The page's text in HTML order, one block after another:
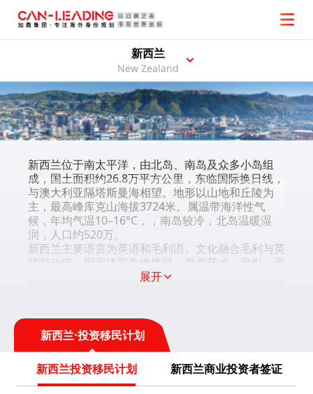
新西兰
New Zealand
新西兰位于南太平洋，由北岛、南岛及众多小岛组
成，国土面积约26.8万平方公里，东临国际换日线，
与澳大利亚隔塔斯曼海相望。地形以山地和丘陵为
主，最高峰库克山海拔3724米。属温带海洋性气
候，年均气温10–16°C，，南岛较冷，北岛温暖湿
润，人口约520万。
新西兰主要语言为英语和毛利语。文化融合毛利与英
联邦传统，国家体育为橄榄球。视觉艺术、电影、音
乐发展迅速，惠灵顿和奥克兰设有多所国家级艺术机
观以湖泊、冰川、火山、海岸为主，著名景点包括米
尔福德峡湾、皇后镇、罗托鲁瓦等，每年吸引超过
300万国际游客。
展开
新西兰·投资移民计划
新西兰投资移民计划 新西兰商业投资者签证